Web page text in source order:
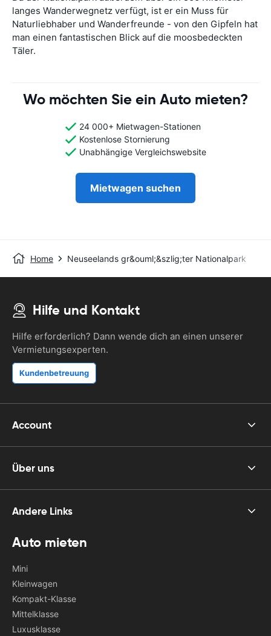
langes Wanderwegnetz verfügt, ist er ein Muss für
Naturliebhaber und Wanderfreunde - von den Gipfeln hat
man einen fantastischen Blick auf die moosbedeckten
Täler.
Wo möchten Sie ein Auto mieten?
24 000+ Mietwagen-Stationen
Kostenlose Stornierung
Unabhängige Vergleichswebsite
Mietwagen suchen
Home Neuseelands gr&ouml;&szlig;ter Nationalpark
Hilfe und Kontakt
Hilfe erforderlich? Dann wende dich an einen unserer
Vermietungsexperten.
Kundenbetreuung
Account
Über uns
Andere Links
Auto mieten
Mini
Kleinwagen
Kompakt-Klasse
Mittelklasse
Luxusklasse